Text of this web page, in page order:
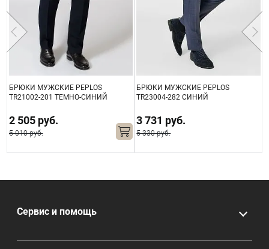
БРЮКИ МУЖСКИЕ PEPLOS
TR21002-201 ТЕМНО-СИНИЙ
2 505 руб.
5 010 руб.
БРЮКИ МУЖСКИЕ PEPLOS
TR23004-282 СИНИЙ
3 731 руб.
5 330 руб.
Сервис и помощь